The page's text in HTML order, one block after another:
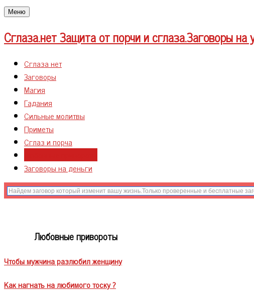
Меню
Сглаза.нетЗащита от порчи и сглаза.Заговоры на
Сглаза нет
Заговоры
Магия
Гадания
Сильные молитвы
Приметы
Сглаз и порча
Заговоры на деньги
Любовные привороты
Чтобы мужчина разлюбил женщину
Как нагнать на любимого тоску ?